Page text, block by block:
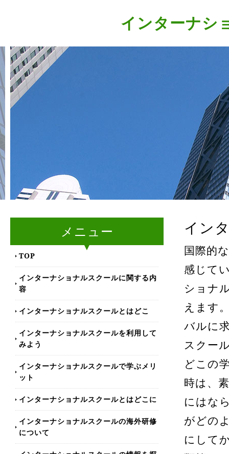
インターナシ
イン
国際的
感じて
ショナ
えます
バルに
スクー
どこの
時は、
にはな
がどの
にして
メニュー
TOP
インターナショナルスクールに関する内
容
インターナショナルスクールとはどこ
インターナショナルスクールを利用して
みよう
インターナショナルスクールで学ぶメリ
ット
インターナショナルスクールとはどこに
インターナショナルスクールの海外研修
について